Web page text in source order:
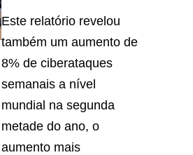
Este relatório revelou
também um aumento de
8% de ciberataques
semanais a nível
mundial na segunda
metade do ano, o
aumento mais